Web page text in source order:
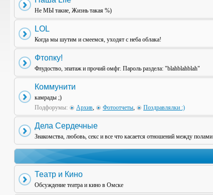
Не МЫ такие, Жизнь такая %)
LOL
Когда мы шутим и смеемся, уходят с неба облака!
Фтопку!
Флудоство, эпатаж и прочий омфг. Пароль раздела: "blahblahblah"
Коммунити
камрады ;)
Подфорумы:
Архив, Фотоотчеты, Поздравлялки :)
Дела Сердечные
Знакомства, любовь, секс и все что касается отношений между полами
Театр и Кино
Обсуждение театра и кино в Омске